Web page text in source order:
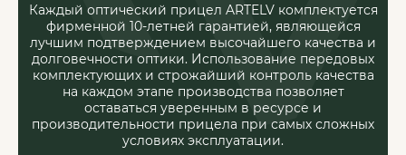
Каждый оптический прицел ARTELV комплектуется
фирменной 10-летней гарантией, являющейся
лучшим подтверждением высочайшего качества и
долговечности оптики. Использование передовых
комплектующих и строжайший контроль качества
на каждом этапе производства позволяет
оставаться уверенным в ресурсе и
производительности прицела при самых сложных
условиях эксплуатации.
ПОКУПАТЕЛЯМ
ДИЛЕРАМ
МЕДИА-ЦЕНТР